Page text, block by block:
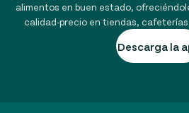
alimentos en buen estado,
calidad-precio en tiendas,
Descarga la